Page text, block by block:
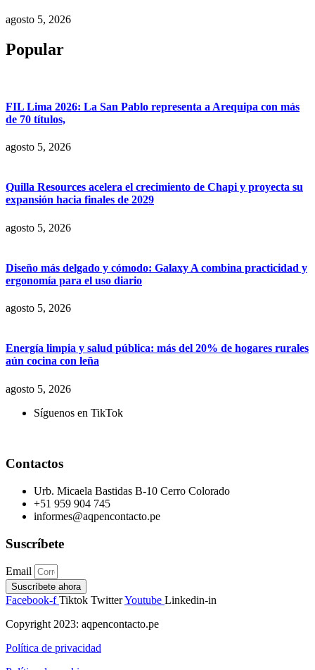
agosto 5, 2026
Popular
FIL Lima 2026: La San Pablo representa a Arequipa con más
de 70 títulos,
agosto 5, 2026
Quilla Resources acelera el crecimiento de Chapi y proyecta su
expansión hacia finales de 2029
agosto 5, 2026
Diseño más delgado y cómodo: Galaxy A combina practicidad y
ergonomía para el uso diario
agosto 5, 2026
Energía limpia y salud pública: más del 20% de hogares rurales
aún cocina con leña
agosto 5, 2026
Síguenos en TikTok
Contactos
Urb. Micaela Bastidas B-10 Cerro Colorado
+51 959 904 745
informes@aqpencontacto.pe
Suscríbete
Email
Suscríbete ahora
Facebook-f Tiktok TwitterYoutube Linkedin-in
Copyright 2023: aqpencontacto.pe
Política de privacidad